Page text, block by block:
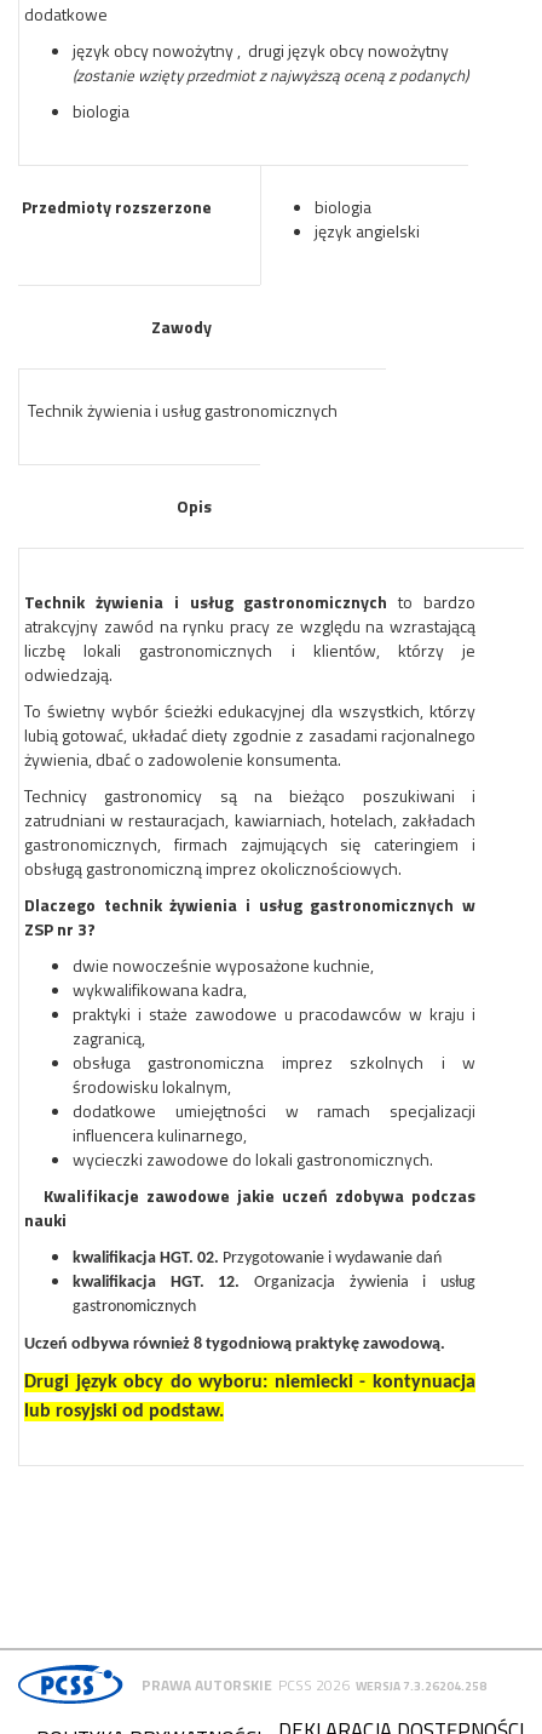
dodatkowe
język obcy nowożytny , drugi język obcy nowożytny
(zostanie wzięty przedmiot z najwyższą oceną z podanych)
biologia
Przedmioty rozszerzone
biologia
język angielski
Zawody
Technik żywienia i usług gastronomicznych
Opis
Technik żywienia i usług gastronomicznychto bardzo
atrakcyjny zawód na rynku pracy ze względu na wzrastającą
liczbę lokali gastronomicznych i klientów, którzy je
odwiedzają.
To świetny wybór ścieżki edukacyjnej dla wszystkich, którzy
lubią gotować, układać diety zgodnie z zasadami racjonalnego
żywienia, dbać o zadowolenie konsumenta.
Technicy gastronomicy są na bieżąco poszukiwani i
zatrudniani wrestauracjach, kawiarniach, hotelach, zakładach
gastronomicznych, firmach zajmujących się cateringiem i
obsługą gastronomiczną imprez okolicznościowych.
Dlaczego technik żywienia i usług gastronomicznych w
ZSP nr 3?
dwie nowocześnie wyposażone kuchnie,
wykwalifikowana kadra,
praktyki i staże zawodowe u pracodawców w kraju i
zagranicą,
obsługa gastronomiczna imprez szkolnych i w
środowisku lokalnym,
dodatkowe umiejętności w ramach specjalizacji
influencera kulinarnego,
wycieczki zawodowe do lokali gastronomicznych.
Kwalifikacje zawodowe jakie uczeń zdobywa podczas
nauki
kwalifikacja HGT. 02. Przygotowanie i wydawanie dań
kwalifikacja HGT. 12.Organizacja żywienia i usług
gastronomicznych
Uczeń odbywa również 8 tygodniową praktykę zawodową.
Drugi język obcy do wyboru: niemiecki - kontynuacja
lub rosyjski od podstaw.
PRAWA AUTORSKIE PCSS 2026 WERSJA 7.3.26204.258